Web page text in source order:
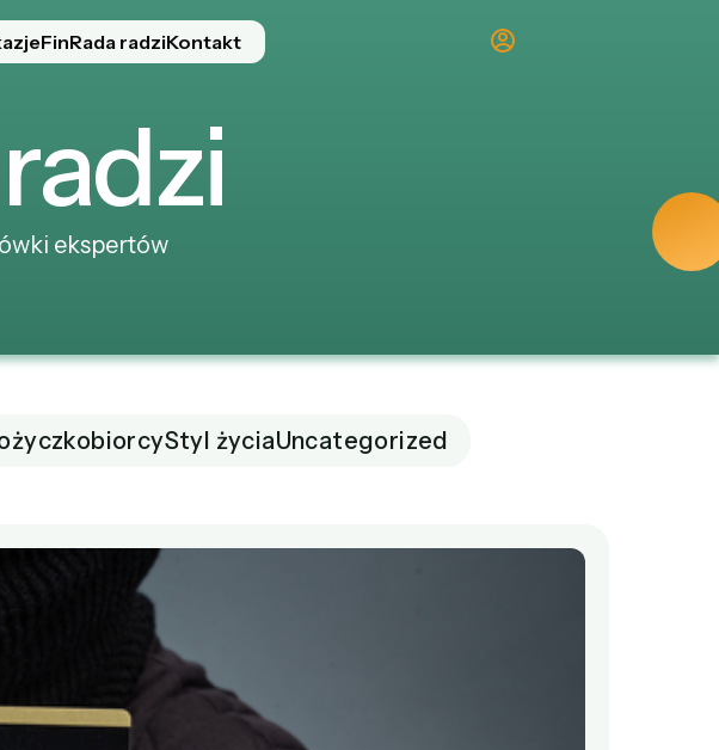
FinRada radziKontakt
radzi
ekspertów
Styl życiaUncategorized